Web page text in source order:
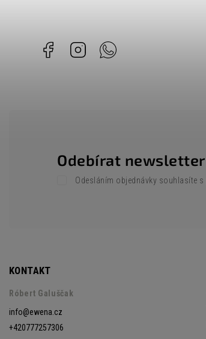
Facebook Instagram
KONTAKT
Róbert Galuščak
info@ewena.cz
+420777257306
Odebírat newsletter
Odesláním objednávky souhlasíte s